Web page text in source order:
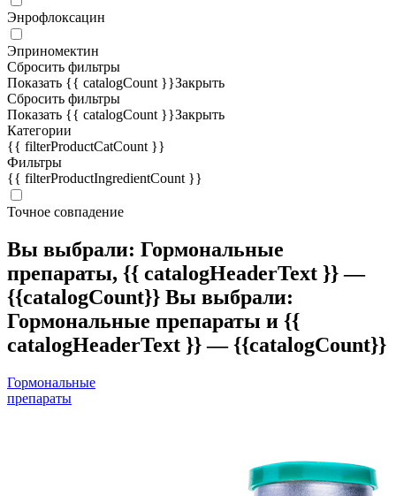
Энрофлоксацин
Эприномектин
Сбросить фильтры
Показать {{ catalogCount }}Закрыть
Сбросить фильтры
Показать {{ catalogCount }}Закрыть
Категории
{{ filterProductCatCount }}
Фильтры
{{ filterProductIngredientCount }}
Точное совпадение
Вы выбрали: Гормональные
препараты, {{ catalogHeaderText }} —
{{catalogCount}} Вы выбрали:
Гормональные препараты и {{
catalogHeaderText }} — {{catalogCount}}
Гормональные
препараты